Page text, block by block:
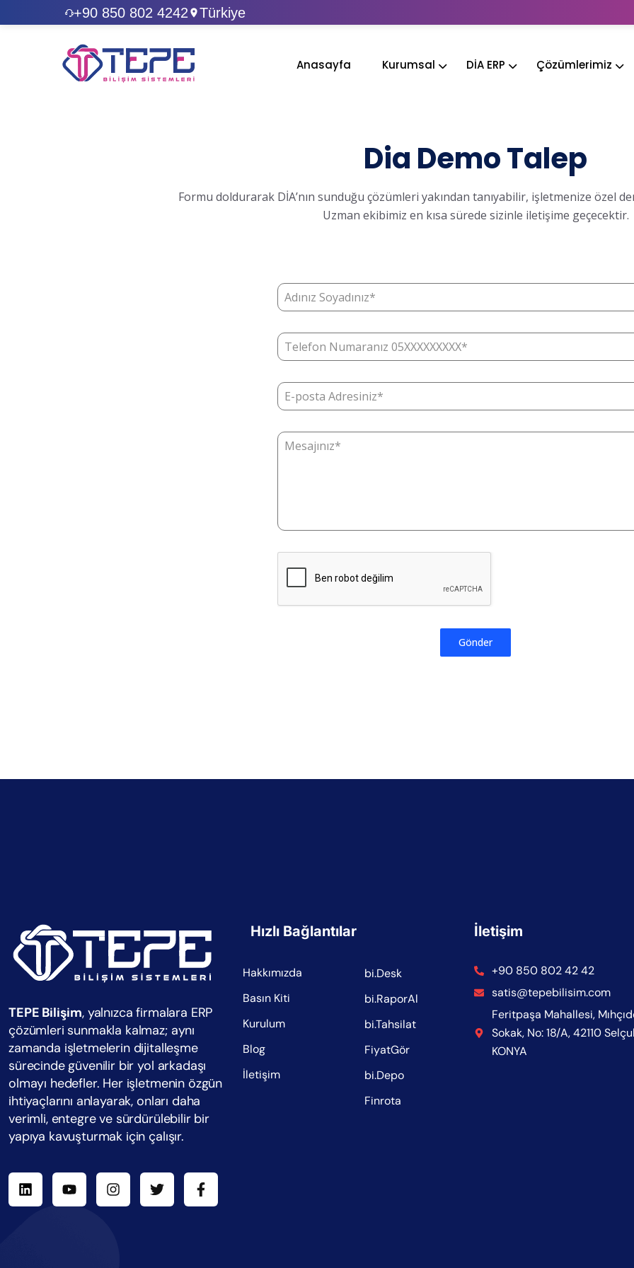
+90 850 802 4242 Türkiye
Anasayfa Kurumsal DİA ERP Çözümlerimiz
Dia Demo Talep
Formu doldurarak DİA’nın sunduğu çözümleri yakından tanıyabilir, işletmenize özel
Uzman ekibimiz en kısa sürede sizinle iletişime geçecektir.
Gönder
TEPE Bilişim, yalnızca firmalara ERP
çözümleri sunmakla kalmaz; aynı
zamanda işletmelerin dijitalleşme
sürecinde güvenilir bir yol arkadaşı
olmayı hedefler. Her işletmenin özgün
ihtiyaçlarını anlayarak, onları daha
verimli, entegre ve sürdürülebilir bir
yapıya kavuşturmak için çalışır.
Hızlı Bağlantılar
Hakkımızda
Basın Kiti
Kurulum
Blog
İletişim
bi.Desk
bi.RaporAl
bi.Tahsilat
FiyatGör
bi.Depo
Finrota
İletişim
+90 850 802 42 42
satis@tepebilisim.com
Feritpaşa Mahallesi,
Sokak, No: 18/A, 42110
KONYA